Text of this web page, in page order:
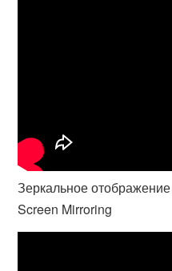
Зеркальное
Screen Mirroring